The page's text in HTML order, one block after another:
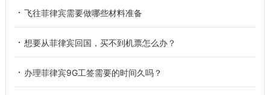
飞往菲律宾需要做哪些材料准备
想要从菲律宾回国，买不到机票怎么办？
办理菲律宾9G工签需要的时间久吗？